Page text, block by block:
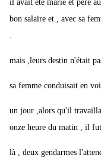
il avait été marié et père
bon salaire et , avec sa
mais ,leurs destin n'était
sa femme conduisait en
un jour ,alors qu'il
onze heure du matin , il fut
là , deux gendarmes